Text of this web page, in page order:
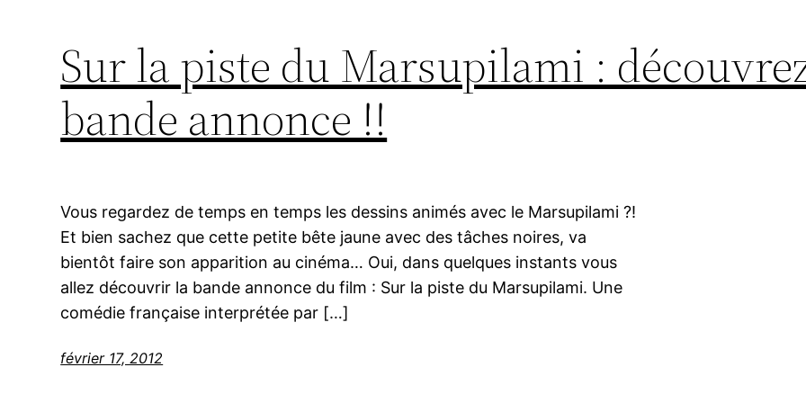
Sur la piste du Marsupilami :
bande annonce !!
Vous regardez de temps en temps les dessins animés avec le Marsupilami ?!
Et bien sachez que cette petite bête jaune avec des tâches noires, va
bientôt faire son apparition au cinéma… Oui, dans quelques instants vous
allez découvrir la bande annonce du film : Sur la piste du Marsupilami. Une
comédie française interprétée par […]
février 17, 2012